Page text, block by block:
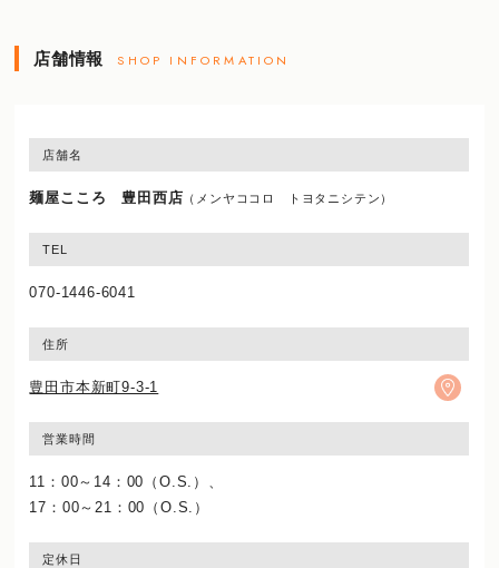
店舗情報 SHOP INFORMATION
店舗名
麺屋こころ 豊田西店 （メンヤココロ トヨタニシテン）
TEL
070-1446-6041
住所
豊田市本新町9-3-1
営業時間
11：00～14：00（O.S.）、
17：00～21：00（O.S.）
定休日